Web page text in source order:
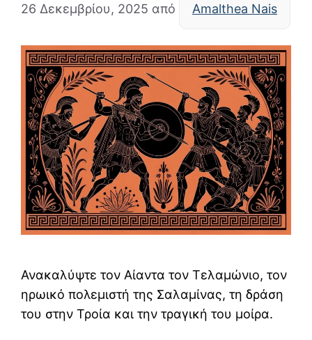
26 Δεκεμβρίου, 2025 από Amalthea Nais
Ανακαλύψτε τον Αίαντα τον Τελαμώνιο, τον
ηρωικό πολεμιστή της Σαλαμίνας, τη δράση
του στην Τροία και την τραγική του μοίρα.